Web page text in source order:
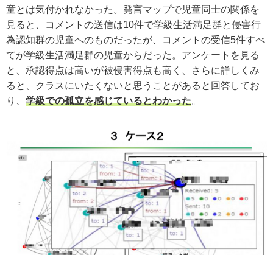
童とは気付かれなかった。発言マップで児童同士の関係を
見ると、コメントの送信は10件で学級生活満足群と侵害行
為認知群の児童へのものだったが、コメントの受信5件すべ
てが学級生活満足群の児童からだった。アンケートを見る
と、承認得点は高いが被侵害得点も高く、さらに詳しくみ
ると、クラスにいたくないと思うことがあると回答してお
り、 学級での孤立を感じているとわかった。